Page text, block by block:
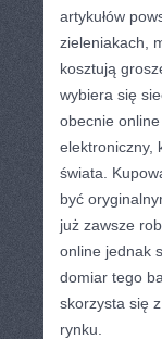
artykułów
zieleniakach,
kosztują
wybiera się
obecnie
elektroniczny,
świata.
być
już zawsze
online jednak
domiar tego
skorzysta się
rynku.